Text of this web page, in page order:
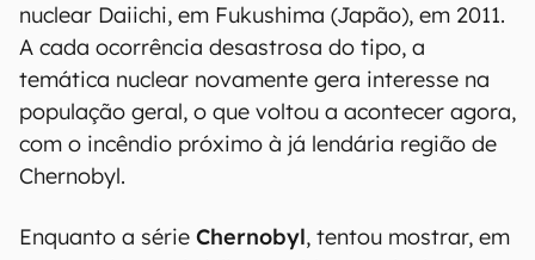
nuclear Daiichi, em Fukushima (Japão), em 2011.
A cada ocorrência desastrosa do tipo, a
temática nuclear novamente gera interesse na
população geral, o que voltou a acontecer agora,
com o incêndio próximo à já lendária região de
Chernobyl.
Enquanto a série Chernobyl, tentou mostrar, em